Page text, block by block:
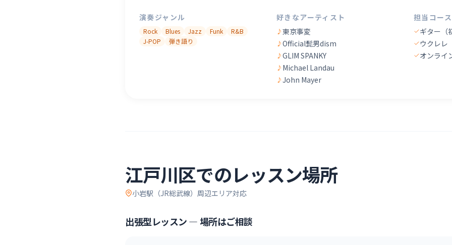
演奏ジャンル
Rock Blues Jazz Funk
R&B
J-POP
弾き語り
好きなアーティスト
♪東京事変
♪Official髭男dism
♪GLIM SPANKY
♪ Michael Landau
♪John Mayer
担当コース
ギター（
ウクレレ
オンライ
江戸川区でのレッスン場所
小岩駅（JR総武線） 周辺エリア対応
出張型レッスン — 場所はご相談